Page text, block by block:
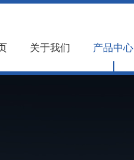
关于我们 产品中心